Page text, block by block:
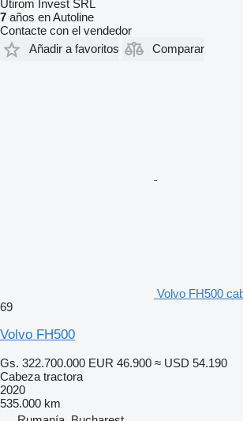
Utirom Invest SRL
7 años en Autoline
Contacte con el vendedor
Añadir a favoritos
Comparar
Volvo FH500
69
Volvo FH500
Gs. 322.700.000 EUR 46.900 ≈ USD 54.190
Cabeza tractora
2020
535.000 km